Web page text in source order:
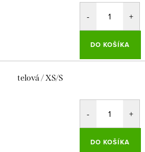
DO KOŠÍKA
telová / XS/S
DO KOŠÍKA